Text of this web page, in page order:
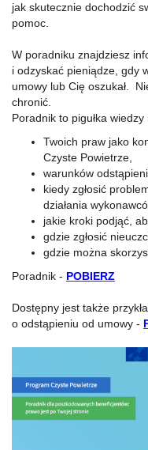
jak skutecznie dochodzić
pomoc.
W poradniku znajdziesz
i odzyskać pieniądze, gdy
umowy lub Cię oszukał.
chronić.
Poradnik to pigułka
Twoich praw jako
Czyste Powietrze,
warunków
kiedy zgłosić
działania
jakie kroki podjąć,
gdzie zgłosić
gdzie można
Poradnik - POBIERZ
Dostępny jest także
o odstąpieniu od umowy -